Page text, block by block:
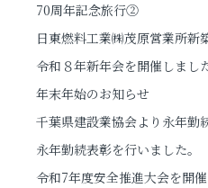
70周年記念旅行②
日東燃料工業㈱茂原営業所新
令和８年新年会を開催しました
年末年始のお知らせ
千葉県建設業協会より永年勤
永年勤続表彰を行いました。
令和7年度安全推進大会を開催